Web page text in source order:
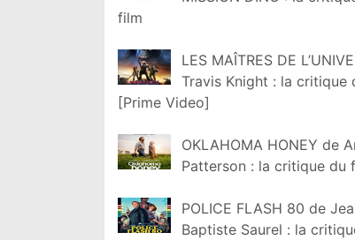
film
LES MAÎTRES DE
Travis Knight : la critique
[Prime Video]
OKLAHOMA HONEY de
Patterson : la critique du
POLICE FLASH 80 de
Baptiste Saurel : la